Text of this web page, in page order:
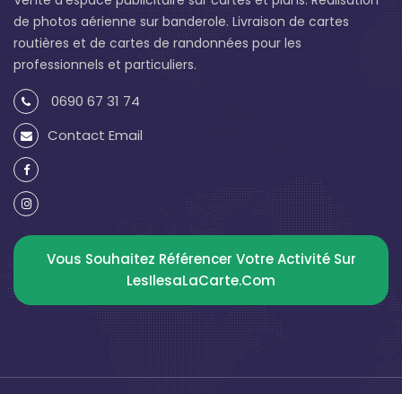
de photos aérienne sur banderole. Livraison de cartes
routières et de cartes de randonnées pour les
professionnels et particuliers.
0690 67 31 74
Contact Email
Vous Souhaitez Référencer Votre Activité Sur
LesIlesaLaCarte.com